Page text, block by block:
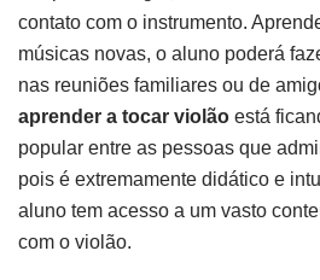
contato com o instrumento.
músicas novas, o aluno poderá
nas reuniões familiares ou de
aprender a tocar violão está
popular entre as pessoas que
pois é extremamente didático e
aluno tem acesso a um vasto
com o violão.